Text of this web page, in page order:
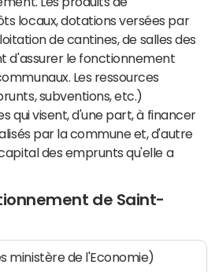
locaux, dotations versées par
de cantines, de salles des
d'assurer le fonctionnement
Les ressources
subventions, etc.)
qui visent, d'une part, à financer
par la commune et, d'autre
des emprunts qu'elle a
de Saint-
ministère de l'Economie)